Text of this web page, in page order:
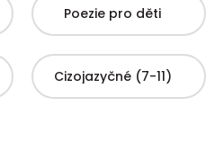
Poezie pro děti
Cizojazyčné (7-11)